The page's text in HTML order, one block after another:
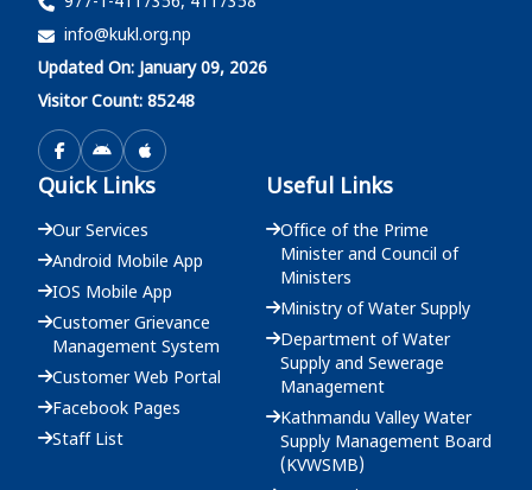
दररेट उपलब्ध गराईदिने बारेको सूचना - मुख्य कार्यालय
2083-03-22
दररेट उपलब्ध गराईदिने बारेको सूचना - मुख्य कार्यालय
info@kukl.org.np
Updated On: January 09, 2026
Visitor Count: 85248
Quick Links
Our Services
Android Mobile App
IOS Mobile App
Customer Grievance
Management System
Customer Web Portal
Facebook Pages
Staff List
Useful Links
Office of the Prime
Minister and Council of
Ministers
Ministry of Water Supply
Department of Water
Supply and Sewerage
Management
Kathmandu Valley Water
Supply Management Board
(KVWSMB)